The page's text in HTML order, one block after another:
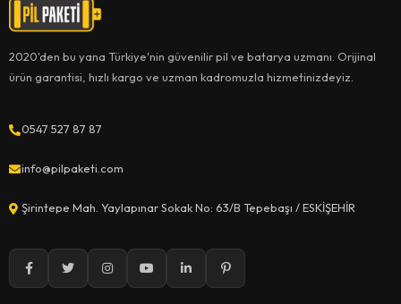
2020'den bu yana Türkiye'nin güvenilir pil ve batarya uzmanı. Orijinal
ürün garantisi, hızlı kargo ve uzman kadromuzla hizmetinizdeyiz.
0547 527 87 87
info@pilpaketi.com
Şirintepe Mah. Yaylapınar Sokak No: 63/B Tepebaşı / ESKİŞEHİR